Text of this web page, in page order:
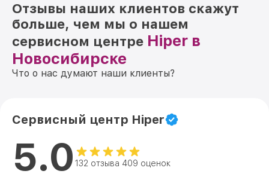
Отзывы наших клиентов скажут
больше, чем мы о нашем
сервисном центре Hiper в
Новосибирске
Что о нас думают наши клиенты?
Сервисный центр Hiper
5.0 132 отзыва 409 оценок